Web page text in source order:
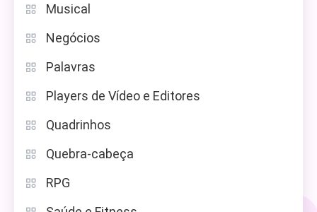
Musical
Negócios
Palavras
Players de Vídeo e Editores
Quadrinhos
Quebra-cabeça
RPG